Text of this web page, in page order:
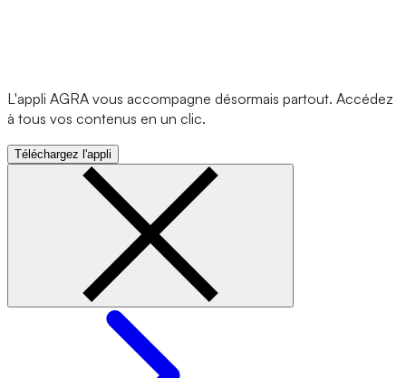
L'appli AGRA vous accompagne désormais partout. Accédez
à tous vos contenus en un clic.
Téléchargez l'appli